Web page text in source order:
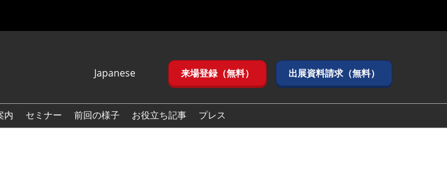
Japanese
English
Korean (Naver
来場登録（無料） 出展資料請求（無料）
内 セミナー 前回の様子 お役立ち記事 プレス